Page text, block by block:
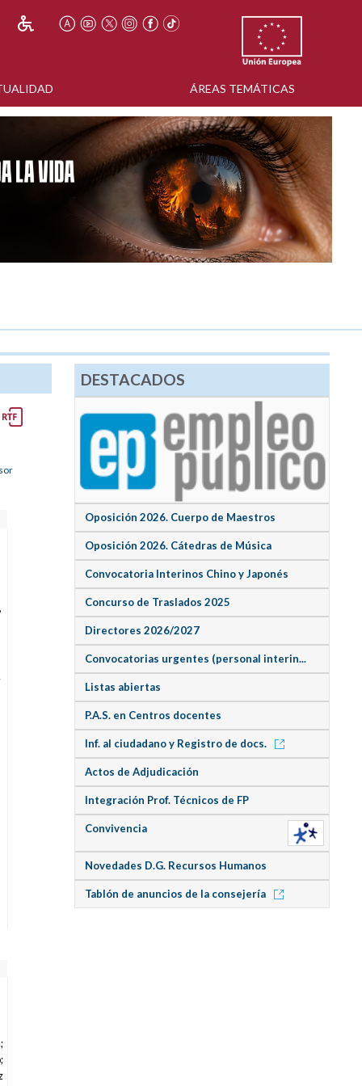
ÁREAS TEMÁTICAS
DESTACADOS
Oposición 2026. Cuerpo de Maestros
Oposición 2026. Cátedras de Música
Convocatoria Interinos Chino y Japonés
Concurso de Traslados 2025
Directores 2026/2027
Convocatorias urgentes (personal interin...
Listas abiertas
P.A.S. en Centros docentes
Inf. al ciudadano y Registro de docs.
Actos de Adjudicación
Integración Prof. Técnicos de FP
Convivencia
Novedades D.G. Recursos Humanos
Tablón de anuncios de la consejería